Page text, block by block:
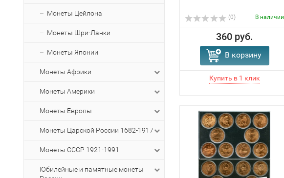
Монеты Цейлона
Монеты Шри-Ланки
Монеты Японии
Монеты Африки
Монеты Америки
Монеты Европы
Монеты Царской России 1682-1917
Монеты СССР 1921-1991
Юбилейные и памятные монеты
(0) В наличии
360 руб.
В корзину